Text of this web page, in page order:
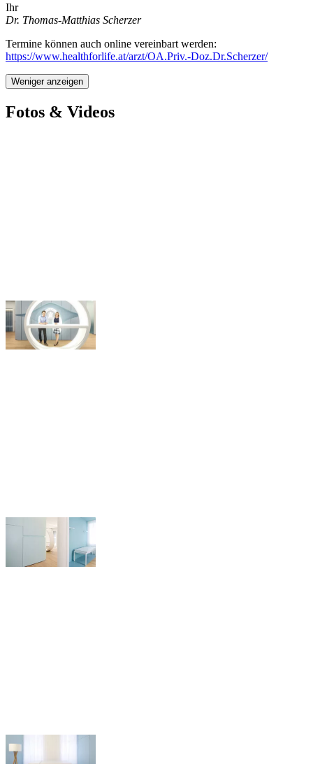
Ihr
Dr. Thomas-Matthias Scherzer
Termine können auch online vereinbart werden:
https://www.healthforlife.at/arzt/OA.Priv.-Doz.Dr.Scherzer/
Weniger anzeigen
Fotos & Videos